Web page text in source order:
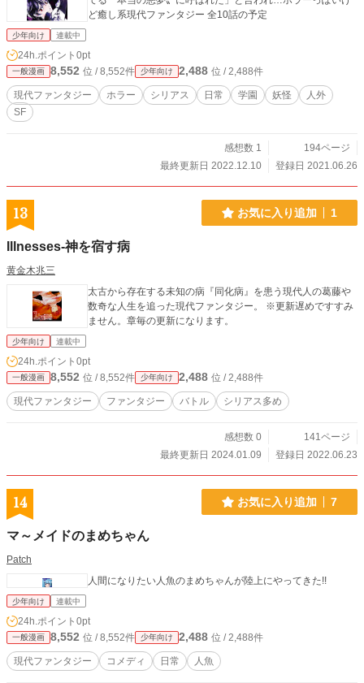
ど癒し系現代ファンタジー 全10話の予定
少年向け 連載中
24h.ポイント 0pt
一般漫画 8,552 位 / 8,552件 少年向け 2,488 位 / 2,488件
現代ファンタジー ホラー シリアス 日常 学園 妖怪
人外
SF
感想数 1
194ページ
最終更新日 2022.12.10
登録日 2021.06.26
13 お気に入り追加 1
Illnesses-神を宿す病
黄金木兆三
太古から存在する未知の病『同化病』を患う現代人の葛藤や
数奇な人生を追った現代ファンタジー。 ※更新遅めですすみ
ません。章毎の更新になります。
少年向け 連載中
24h.ポイント 0pt
一般漫画 8,552 位 / 8,552件 少年向け 2,488 位 / 2,488件
現代ファンタジー ファンタジー バトル シリアス多め
感想数 0
141ページ
最終更新日 2024.01.09
登録日 2022.06.23
14 お気に入り追加 7
マ～メイドのまめちゃん
Patch
人間になりたい人魚のまめちゃんが陸上にやってきた!!
少年向け 連載中
24h.ポイント 0pt
一般漫画 8,552 位 / 8,552件 少年向け 2,488 位 / 2,488件
現代ファンタジー コメディ 日常 人魚